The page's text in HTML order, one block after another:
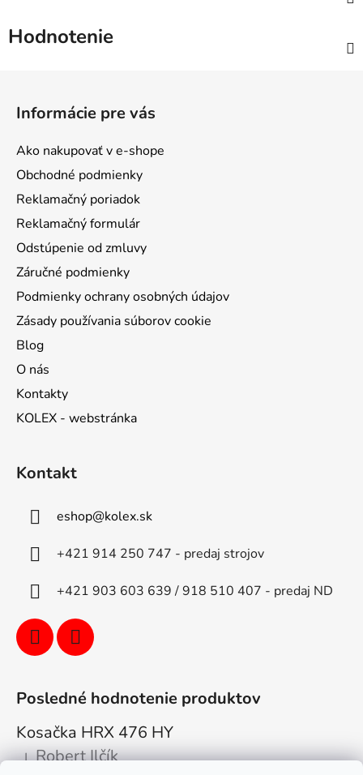
Hodnotenie
Informácie pre vás
Ako nakupovať v e-shope
Obchodné podmienky
Reklamačný poriadok
Reklamačný formulár
Odstúpenie od zmluvy
Záručné podmienky
Podmienky ochrany osobných údajov
Zásady používania súborov cookie
Blog
O nás
Kontakty
KOLEX - webstránka
Kontakt
eshop@kolex.sk
+421 914 250 747 - predaj strojov
+421 903 603 639 / 918 510 407 - predaj ND
Posledné hodnotenie produktov
Kosačka HRX 476 HY
Hodnotenie produktu je 5 z 5 hviezdičiek.
| Robert Ilčík